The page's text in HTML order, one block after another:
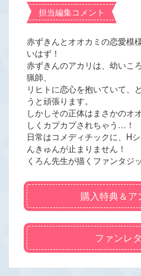
担当編集コメント
赤ずきんとオオカミの恋愛模
いはず！
赤ずきんのアカリは、幼いこ
猟師、
リヒトに恋心を抱いていて、
うと頑張ります。
しかしその正体はまさかのオ
しくカプカプされちゃう…！
日常はコメディチックに、H
んきゅんが止まりません！
くろん先生が描くファンタジ
購入特典＆ア
ファンレ